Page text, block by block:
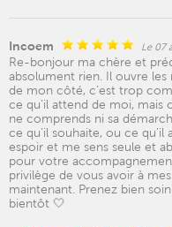
Incoem Le 07
Re-bonjour ma chère et
absolument rien. Il ouvre les
de mon côté, c’est trop
ce qu’il attend de moi, mais
ne comprends ni sa
ce qu’il souhaite, ou ce
espoir et me sens seule et
pour votre
privilège de vous avoir à
maintenant. Prenez bien
bientôt 🤍